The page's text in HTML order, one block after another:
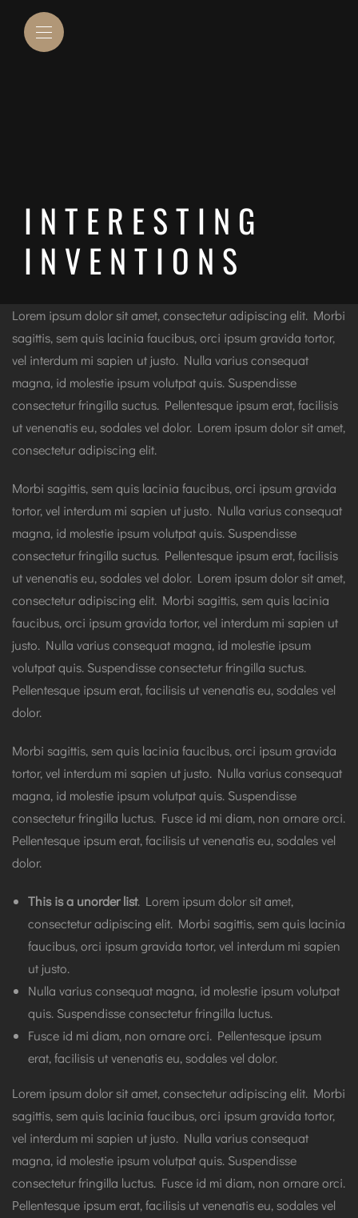
INTERESTING
INVENTIONS
Lorem ipsum dolor sit amet, consectetur adipiscing elit. Morbi
sagittis, sem quis lacinia faucibus, orci ipsum gravida tortor,
vel interdum mi sapien ut justo. Nulla varius consequat
magna, id molestie ipsum volutpat quis. Suspendisse
consectetur fringilla suctus. Pellentesque ipsum erat, facilisis
ut venenatis eu, sodales vel dolor. Lorem ipsum dolor sit amet,
consectetur adipiscing elit.
Morbi sagittis, sem quis lacinia faucibus, orci ipsum gravida
tortor, vel interdum mi sapien ut justo. Nulla varius consequat
magna, id molestie ipsum volutpat quis. Suspendisse
consectetur fringilla suctus. Pellentesque ipsum erat, facilisis
ut venenatis eu, sodales vel dolor. Lorem ipsum dolor sit amet,
consectetur adipiscing elit. Morbi sagittis, sem quis lacinia
faucibus, orci ipsum gravida tortor, vel interdum mi sapien ut
justo. Nulla varius consequat magna, id molestie ipsum
volutpat quis. Suspendisse consectetur fringilla suctus.
Pellentesque ipsum erat, facilisis ut venenatis eu, sodales vel
dolor.
Morbi sagittis, sem quis lacinia faucibus, orci ipsum gravida
tortor, vel interdum mi sapien ut justo. Nulla varius consequat
magna, id molestie ipsum volutpat quis. Suspendisse
consectetur fringilla luctus. Fusce id mi diam, non ornare orci.
Pellentesque ipsum erat, facilisis ut venenatis eu, sodales vel
dolor.
This is a unorder list. Lorem ipsum dolor sit amet,
consectetur adipiscing elit. Morbi sagittis, sem quis lacinia
faucibus, orci ipsum gravida tortor, vel interdum mi sapien
ut justo.
Nulla varius consequat magna, id molestie ipsum volutpat
quis. Suspendisse consectetur fringilla luctus.
Fusce id mi diam, non ornare orci. Pellentesque ipsum
erat, facilisis ut venenatis eu, sodales vel dolor.
Lorem ipsum dolor sit amet, consectetur adipiscing elit. Morbi
sagittis, sem quis lacinia faucibus, orci ipsum gravida tortor,
vel interdum mi sapien ut justo. Nulla varius consequat
magna, id molestie ipsum volutpat quis. Suspendisse
consectetur fringilla luctus. Fusce id mi diam, non ornare orci.
Pellentesque ipsum erat, facilisis ut venenatis eu, sodales vel